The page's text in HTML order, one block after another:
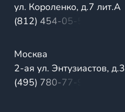
ул. Короленко, д.7 лит.А
(812) 454-05-54
Москва
2-ая ул. Энтузиастов, д.3
(495) 780-77-98